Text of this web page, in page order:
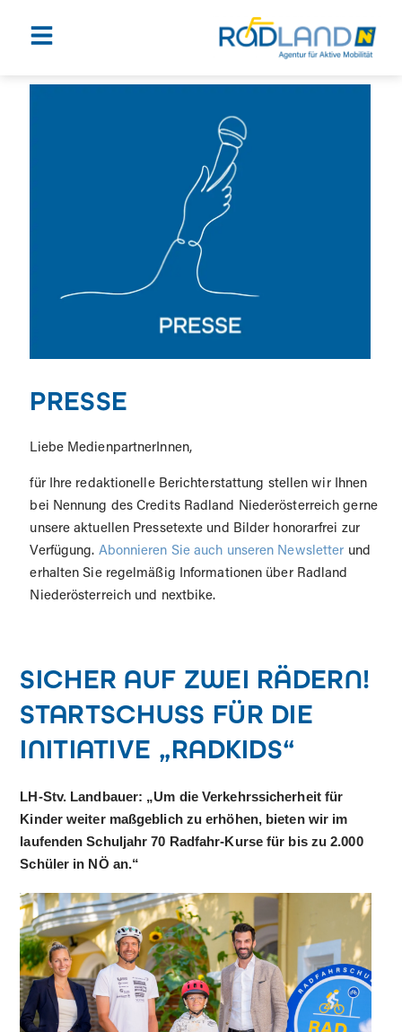
PRESSE
Liebe MedienpartnerInnen,
für Ihre redaktionelle Berichterstattung stellen wir Ihnen
bei Nennung des Credits Radland Niederösterreich gerne
unsere aktuellen Pressetexte und Bilder honorarfrei zur
Verfügung. Abonnieren Sie auch unseren Newsletter und
erhalten Sie regelmäßig Informationen über Radland
Niederösterreich und nextbike.
SICHER AUF ZWEI RÄDERN!
STARTSCHUSS FÜR DIE
INITIATIVE „RADKIDS“
LH-Stv. Landbauer: „Um die Verkehrssicherheit für
Kinder weiter maßgeblich zu erhöhen, bieten wir im
laufenden Schuljahr 70 Radfahr-Kurse für bis zu 2.000
Schüler in NÖ an.“